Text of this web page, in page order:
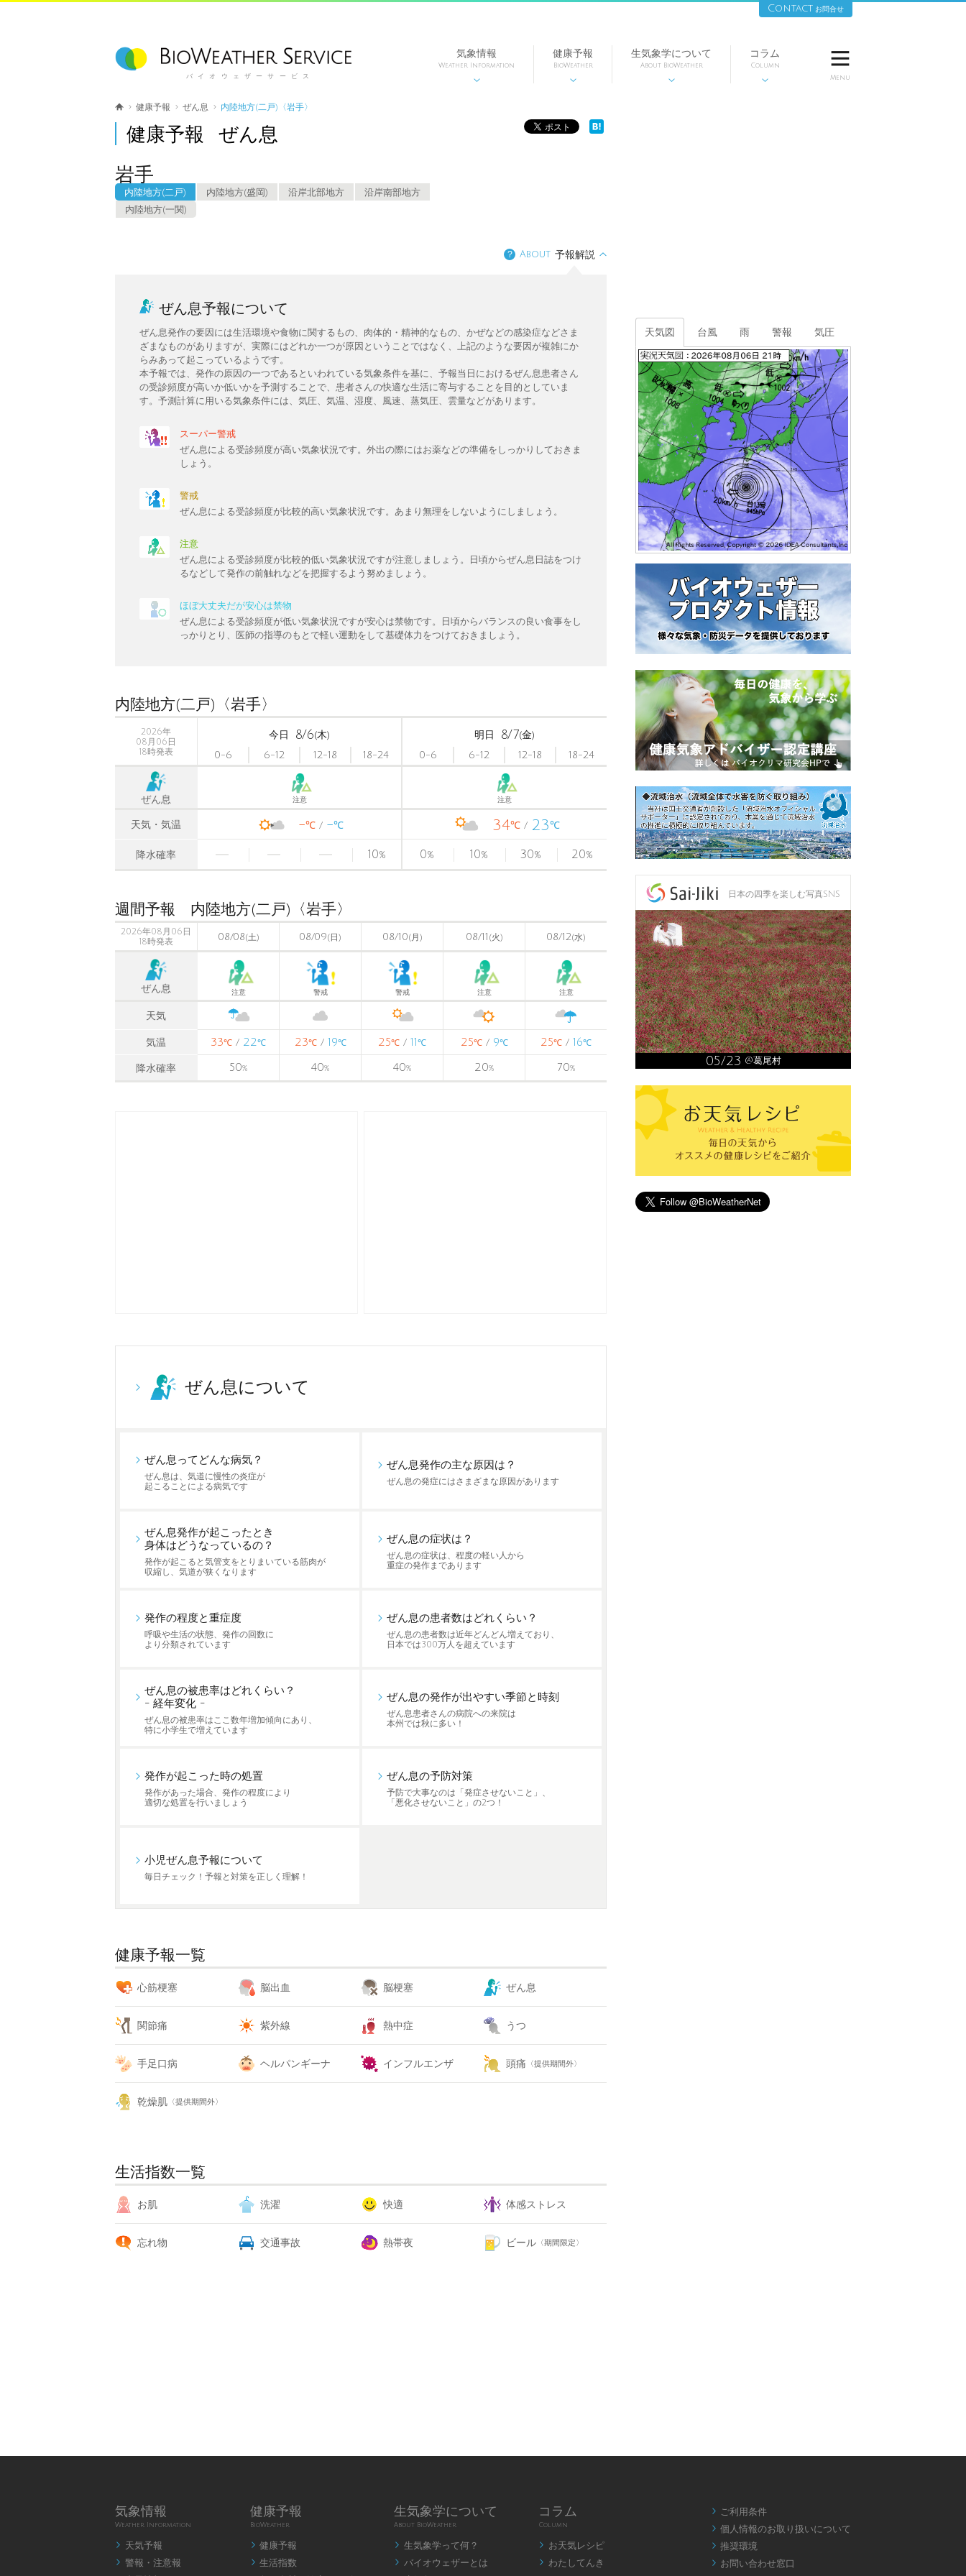
バイオウェザーサービス
気象情報
Weather Information

健康予報
BioWeather

生気象学について
About BioWeather

コラム
Column


Menu
健康予報 ぜん息 内陸地方(二戸)〈岩手〉
健康予報 ぜん息
岩手
内陸地方(二戸) 内陸地方(盛岡) 沿岸北部地方
沿岸南部地方
内陸地方(一関)
？ About 予報解説
ぜん息予報について
ぜん息発作の要因には生活環境や食物に関するもの、肉体的・精神的なもの、かぜなどの感染症などさま
ざまなものがありますが、実際にはどれか一つが原因ということではなく、上記のような要因が複雑にか
らみあって起こっているようです。
本予報では、発作の原因の一つであるといわれている気象条件を基に、予報当日におけるぜん息患者さん
の受診頻度が高いか低いかを予測することで、患者さんの快適な生活に寄与することを目的としていま
す。予測計算に用いる気象条件には、気圧、気温、湿度、風速、蒸気圧、雲量などがあります。
スーパー警戒
ぜん息による受診頻度が高い気象状況です。外出の際にはお薬などの準備をしっかりしておきま
しょう。
警戒
ぜん息による受診頻度が比較的高い気象状況です。あまり無理をしないようにしましょう。
注意
ぜん息による受診頻度が比較的低い気象状況ですが注意しましょう。日頃からぜん息日誌をつけ
るなどして発作の前触れなどを把握するよう努めましょう。
ほぼ大丈夫だが安心は禁物
ぜん息による受診頻度が低い気象状況ですが安心は禁物です。日頃からバランスの良い食事をし
っかりとり、医師の指導のもとで軽い運動をして基礎体力をつけておきましょう。
内陸地方(二戸)〈岩手〉
2026年
08月06日
18時発表
今日 8/6(木)
0-6
6-12 12-18 18-24
明日 8/7(金)
0-6
6-12 12-18 18-24
ぜん息 注意 注意
天気・気温 -℃ -℃ 34℃ 23℃
降水確率 10% 0% 10% 30% 20%
週間予報 内陸地方(二戸)〈岩手〉
2026年08月06日
18時発表
08/08(土) 08/09(日) 08/10(月) 08/11 (火) 08/12(水)
ぜん息 注意 警戒 警戒 注意 注意
天気
気温 33℃ / 22℃ 23℃/ 19℃ 25℃ / 11 ℃ 25℃/ 9℃ 25℃ / 16℃
降水確率 50% 40% 40% 20% 70%
ぜん息について
ぜん息ってどんな病気？
ぜん息は、気道に慢性の炎症が
起こることによる病気です
ぜん息発作の主な原因は？
ぜん息の発症にはさまざまな原因があります
ぜん息発作が起こったとき
身体はどうなっているの？
発作が起こると気管支をとりまいている筋肉が
収縮し、気道が狭くなります
ぜん息の症状は？
ぜん息の症状は、程度の軽い人から
重症の発作まであります
発作の程度と重症度
呼吸や生活の状態、発作の回数に
より分類されています
ぜん息の患者数はどれくらい？
ぜん息の患者数は近年どんどん増えており、
日本では300万人を超えています
ぜん息の被患率はどれくらい？
- 経年変化 -
ぜん息の被患率はここ数年増加傾向にあり、
特に小学生で増えています
ぜん息の発作が出やすい季節と時刻
ぜん息患者さんの病院への来院は
本州では秋に多い！
発作が起こった時の処置
発作があった場合、発作の程度により
適切な処置を行いましょう
ぜん息の予防対策
予防で大事なのは「発症させないこと」、
「悪化させないこと」の2つ！
小児ぜん息予報について
毎日チェック！予報と対策を正しく理解！
健康予報一覧
心筋梗塞 脳出血 脳梗塞 ぜん息
関節痛 紫外線 熱中症 うつ
手足口病 ヘルパンギーナ インフルエンザ 頭痛 〈提供期間外〉
乾燥肌 〈提供期間外〉
生活指数一覧
お肌 洗濯 快適 体感ストレス
忘れ物 交通事故 熱帯夜 ビール 〈期間限定〉
天気図 台風 雨 警報 気圧
日本の四季を楽しむ写真SNS
05/23 @葛尾村
気象情報
Weather Information
 天気予報

警報・注意報
健康予報
BioWeather
 健康予報

生活指数
生気象学について
About BioWeather
 生気象学って何？

バイオウェザーとは
コラム
Column
 お天気レシピ

わたしてんき
 ご利用条件
 個人情報のお取り扱いについて
 推奨環境
 お問い合わせ窓口
Contact お問合せ